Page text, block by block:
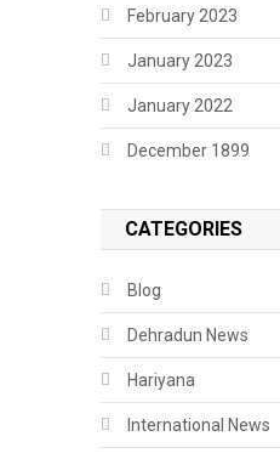
February 2023
January 2023
January 2022
December 1899
CATEGORIES
Blog
Dehradun News
Hariyana
International News